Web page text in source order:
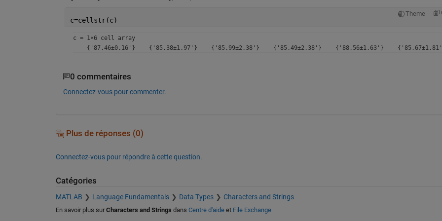
Theme
c=cellstr(c)
c = 1×6 cell array
0 commentaires
Connectez-vous pour commenter.
Plus de réponses (0)
Connectez-vous pour répondre à cette question.
Catégories
MATLAB Language Fundamentals Data Types Characters and Strings
En savoir plus sur Characters and Strings dans Centre d'aideet File Exchange